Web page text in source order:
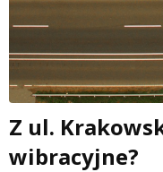
Z ul.
wibracyjne?